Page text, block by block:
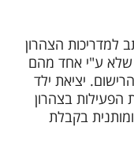
למדריכות הצהרון
שלא ע"י אחד מהם
יציאת ילד
הפעילות בצהרון
בקבלת